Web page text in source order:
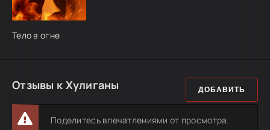
Тело в огне
Отзывы к Хулиганы ДОБАВИТЬ
Поделитесь впечатлениями от просмотра.